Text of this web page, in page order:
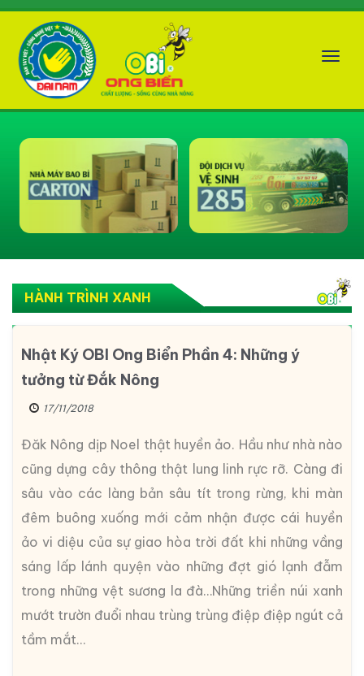
HÀNH TRÌNH XANH
Nhật Ký OBI Ong Biển Phần 4: Những ý
tưởng từ Đắk Nông
17/11/2018
Đăk Nông dịp Noel thật huyền ảo. Hầu như nhà nào
cũng dựng cây thông thật lung linh rực rỡ. Càng đi
sâu vào các làng bản sâu tít trong rừng, khi màn
đêm buông xuống mới cảm nhận được cái huyền
ảo vi diệu của sự giao hòa trời đất khi những vầng
sáng lấp lánh quyện vào những đợt gió lạnh đẫm
trong những vệt sương la đà…Những triền núi xanh
mướt trườn đuổi nhau trùng trùng điệp điệp ngút cả
tầm mắt…